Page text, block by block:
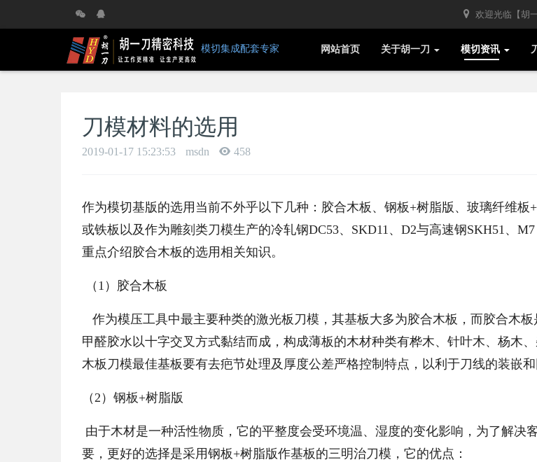
欢迎光临【胡
模切集成配套专家 网站首页 关于胡一刀 模切资讯
刀模材料的选用
2019-01-17 15:23:53 msdn 458
作为模切基版的选用当前不外乎以下几种：胶合木板、钢板+树脂版、玻璃纤维板
或铁板以及作为雕刻类刀模生产的冷轧钢DC53、SKD11、D2与高速钢SKH51、
重点介绍胶合木板的选用相关知识。
（1）胶合木板
作为模压工具中最主要种类的激光板刀模，其基板大多为胶合木板，而胶合木
甲醛胶水以十字交叉方式黏结而成，构成薄板的木材种类有桦木、针叶木、杨木
木板刀模最佳基板要有去疤节处理及厚度公差严格控制特点，以利于刀线的装嵌和
（2）钢板+树脂版
由于木材是一种活性物质，它的平整度会受环境温、湿度的变化影响，为了解决
要，更好的选择是采用钢板+树脂版作基板的三明治刀模，它的优点：